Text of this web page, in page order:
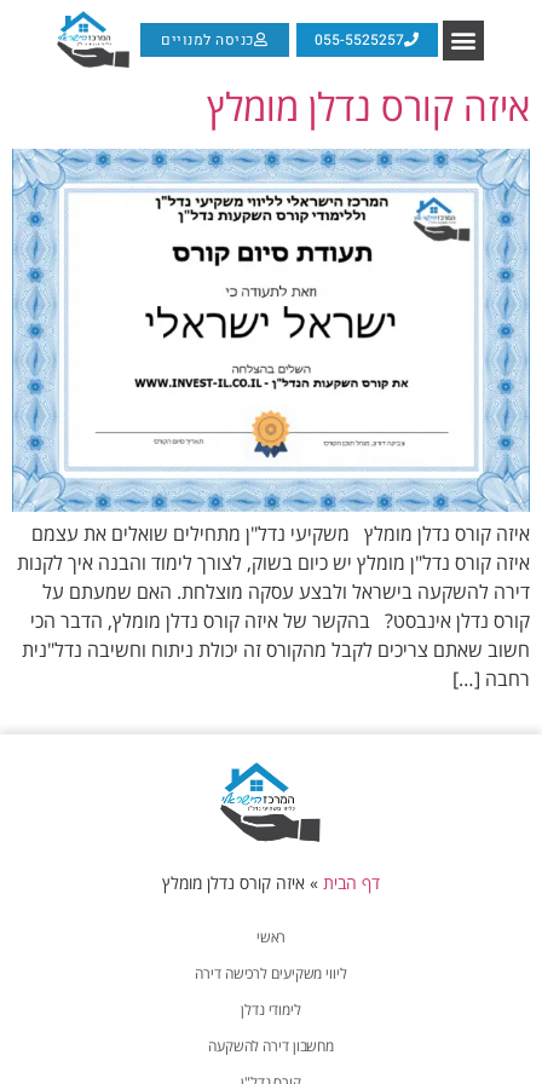
055-5525257 כניסה למנויים
איזה קורס נדלן מומלץ
איזה קורס נדלן מומלץ משקיעי נדל"ן מתחילים שואלים את עצמם
איזה קורס נדל"ן מומלץ יש כיום בשוק, לצורך לימוד והבנה איך לקנות
דירה להשקעה בישראל ולבצע עסקה מוצלחת. האם שמעתם על
קורס נדלן אינבסט? בהקשר של איזה קורס נדלן מומלץ, הדבר הכי
חשוב שאתם צריכים לקבל מהקורס זה יכולת ניתוח וחשיבה נדל"נית
רחבה […]
ראשי
ליווי משקיעים לרכישה דירה
לימודי נדלן
מחשבון דירה להשקעה
דף הבית » איזה קורס נדלן מומלץ